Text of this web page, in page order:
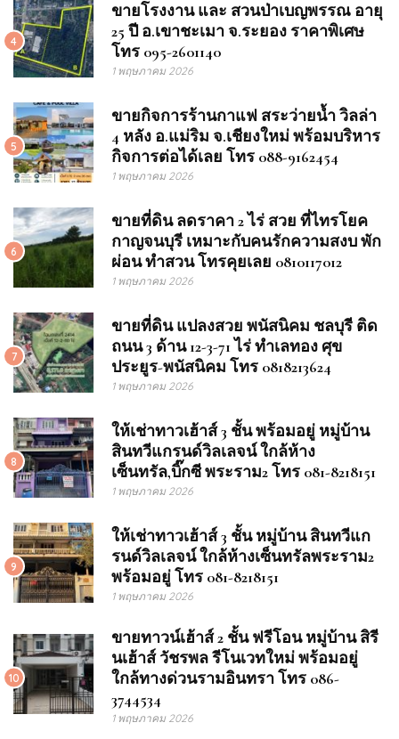
4
ขายโรงงาน และ สวนป่าเบญพรรณ อายุ
25 ปี อ.เขาชะเมา จ.ระยอง ราคาพิเศษ
โทร 095-2601140
1 พฤษภาคม 2026
5
ขายกิจการร้านกาแฟ สระว่ายน้ำ วิลล่า
4 หลัง อ.แม่ริม จ.เชียงใหม่ พร้อมบริหาร
กิจการต่อได้เลย โทร 088-9162454
1 พฤษภาคม 2026
6
ขายที่ดิน ลดราคา 2 ไร่ สวย ที่ไทรโยค
กาญจนบุรี เหมาะกับคนรักความสงบ พัก
ผ่อน ทำสวน โทรคุยเลย 0810117012
1 พฤษภาคม 2026
7
ขายที่ดิน แปลงสวย พนัสนิคม ชลบุรี ติด
ถนน 3 ด้าน 12-3-71 ไร่ ทำเลทอง ศุข
ประยูร-พนัสนิคม โทร 0818213624
1 พฤษภาคม 2026
8
ให้เช่าทาวเฮ้าส์ 3 ชั้น พร้อมอยู่ หมู่บ้าน
สินทวีแกรนด์วิลเลจน์ ใกล้ห้าง
เซ็นทรัล,บิ๊กซี พระราม2 โทร 081-8218151
1 พฤษภาคม 2026
9
ให้เช่าทาวเฮ้าส์ 3 ชั้น หมู่บ้าน สินทวีแก
รนด์วิลเลจน์ ใกล้ห้างเซ็นทรัลพระราม2
พร้อมอยู่ โทร 081-8218151
1 พฤษภาคม 2026
10
ขายทาวน์เฮ้าส์ 2 ชั้น ฟรีโอน หมู่บ้าน สิรี
นเฮ้าส์ วัชรพล รีโนเวทใหม่ พร้อมอยู่
ใกล้ทางด่วนรามอินทรา โทร 086-
3744534
1 พฤษภาคม 2026